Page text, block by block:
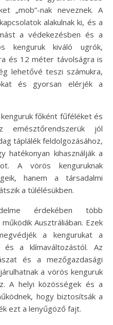
„mob”-nak neveznek. A
alakulnak ki, és a
a védekezésben és a
kenguruk kiváló ugrók,
és 12 méter távolságra is
lehetővé teszi számukra,
és gyorsan elérjék a
főként fűféléket és
emésztőrendszerük jól
táplálék feldolgozásához,
hatékonyan kihasználják a
A vörös kenguruknak
hanem a társadalmi
a túlélésükben.
érdekében több
Ausztráliában. Ezek
a kengurukat a
és a klímaváltozástól. Az
és a mezőgazdasági
a vörös kenguruk
A helyi közösségek és a
hogy biztosítsák a
ezt a lenyűgöző fajt.